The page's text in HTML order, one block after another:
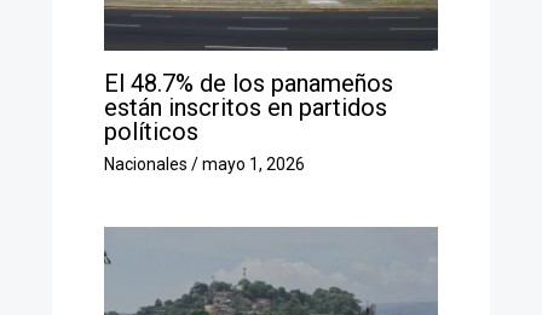
El 48.7% de los panameños
están inscritos en partidos
políticos
Nacionales /mayo 1, 2026